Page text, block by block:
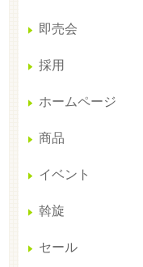
即売会
採用
ホームページ
商品
イベント
斡旋
セール